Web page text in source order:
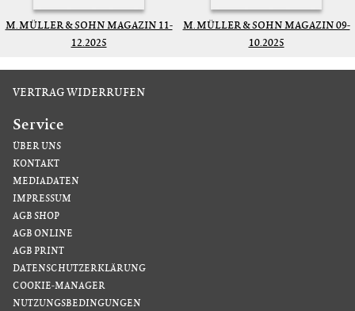
M. MÜLLER & SOHN MAGAZIN 11-
12.2025
M. MÜLLER & SOHN MAGAZIN 09-
10.2025
VERTRAG WIDERRUFEN
Service
ÜBER UNS
KONTAKT
MEDIADATEN
IMPRESSUM
AGB SHOP
AGB ONLINE
AGB PRINT
DATENSCHUTZERKLÄRUNG
COOKIE-MANAGER
NUTZUNGSBEDINGUNGEN